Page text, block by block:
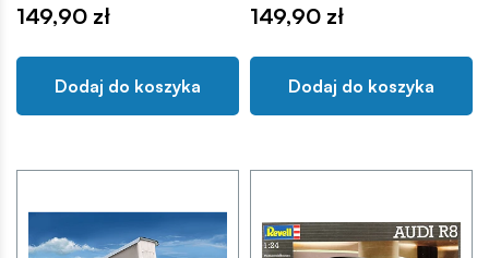
149,90 zł
Dodaj do koszyka
149,90 zł
Dodaj do koszyka